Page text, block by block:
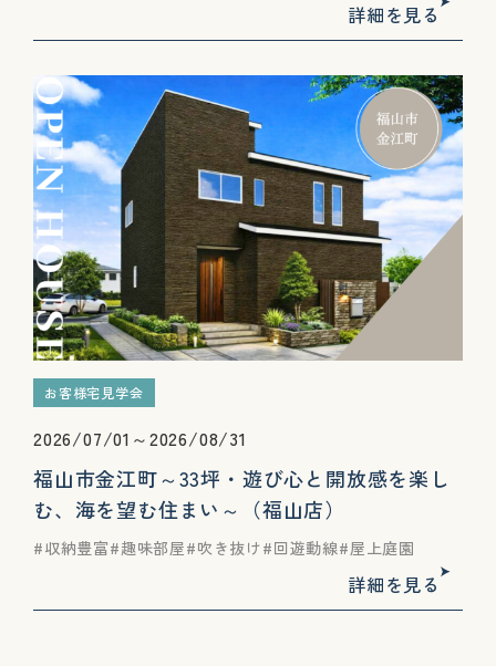
詳細を見る
お客様宅見学会
2026/07/01～2026/08/31
福山市金江町～33坪・遊び心と開放感を楽し
む、海を望む住まい～（福山店）
収納豊富 趣味部屋 吹き抜け 回遊動線 屋上庭園
詳細を見る